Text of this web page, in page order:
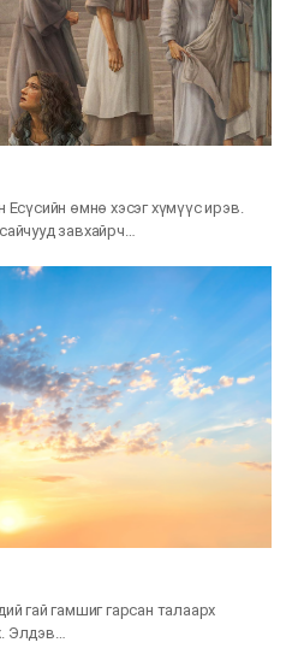
Есүсийн өмнө хэсэг хүмүүс ирэв.
завхайрч…
гай гамшиг гарсан талаарх
Элдэв…